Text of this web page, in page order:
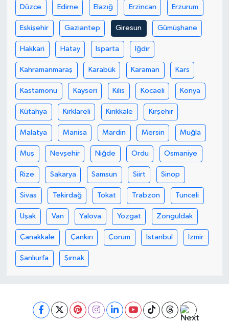
Düzce Edirne Elazığ Erzincan Erzurum
Eskişehir Gaziantep Giresun Gümüşhane
Hakkari Hatay Isparta Iğdır
Kahramanmaraş Karabük Karaman Kars
Kastamonu Kayseri Kilis Kocaeli Konya
Kütahya Kırklareli Kırıkkale Kırşehir
Malatya Manisa Mardin Mersin Muğla
Muş Nevşehir Niğde Ordu Osmaniye
Rize Sakarya Samsun Siirt Sinop
Sivas Tekirdağ Tokat Trabzon Tunceli
Uşak Van Yalova Yozgat Zonguldak
Çanakkale Çankırı Çorum İstanbul İzmir
Şanlıurfa Şırnak
BİLİMNET
Yemek
SİVİL TOPLUM
SEÇİM 2014
KİM KİMDİR
ÇEK GÖNDER
KİTAP
HEDEF2020
OTOMOBİL
MİZAH
Genel